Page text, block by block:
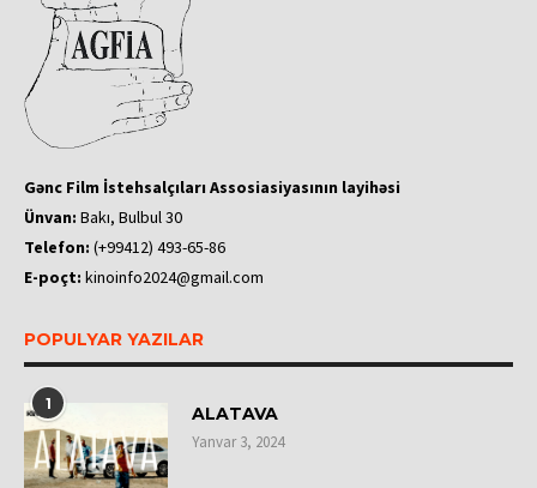
Gənc Film İstehsalçıları Assosiasiyasının layihəsi
Ünvan: Bakı, Bulbul 30
Telefon: (+99412) 493-65-86
E-poçt: kinoinfo2024@gmail.com
POPULYAR YAZILAR
1 ALATAVA
Yanvar 3, 2024